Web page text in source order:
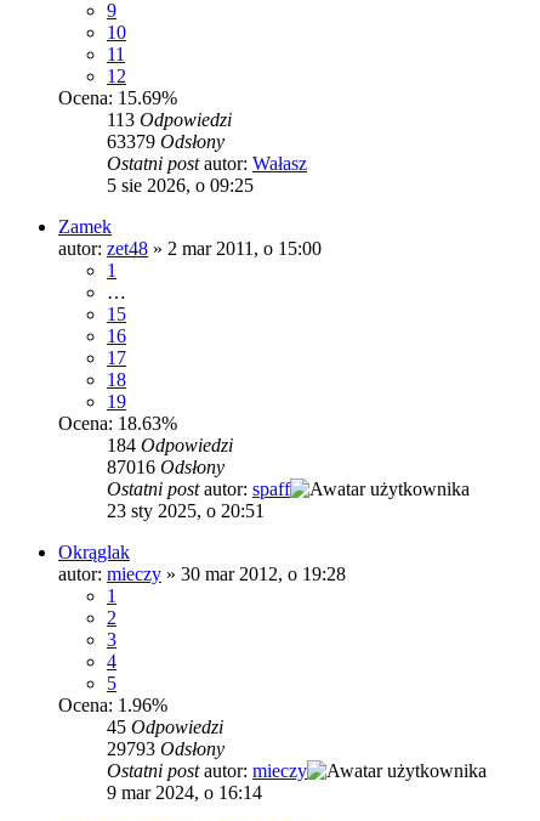
9
10
11
12
Ocena: 15.69%
113 Odpowiedzi
63379 Odsłony
Ostatni postautor: Wałasz
5 sie 2026, o 09:25
Zamek
autor: zet48 » 2 mar 2011, o 15:00
1
…
15
16
17
18
19
Ocena: 18.63%
184 Odpowiedzi
87016 Odsłony
Ostatni postautor: spaff
23 sty 2025, o 20:51
Okrąglak
autor: mieczy » 30 mar 2012, o 19:28
1
2
3
4
5
Ocena: 1.96%
45 Odpowiedzi
29793 Odsłony
Ostatni postautor: mieczy
9 mar 2024, o 16:14